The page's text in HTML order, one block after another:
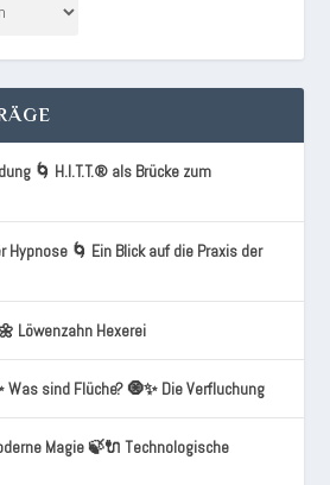
🌀 H.I.T.T.® als Brücke zum
Hypnose 🌀 Ein Blick auf die Praxis der
Löwenzahn Hexerei
Was sind Flüche? 🧿✨ Die Verfluchung
Magie 🍃🔌 Technologische